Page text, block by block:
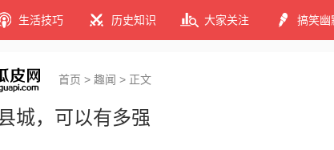
生活技巧 历史知识 大家关注 搞笑幽
首页 > 趣闻 > 正文
城，可以有多强